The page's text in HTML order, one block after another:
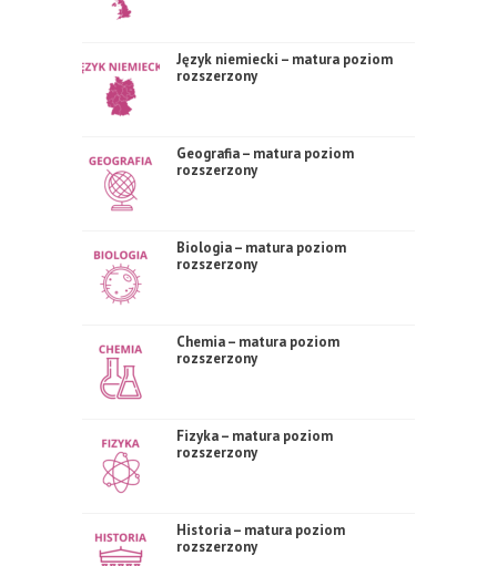
Język niemiecki – matura poziom
rozszerzony
Geografia – matura poziom
rozszerzony
Biologia – matura poziom
rozszerzony
Chemia – matura poziom
rozszerzony
Fizyka – matura poziom
rozszerzony
Historia – matura poziom
rozszerzony